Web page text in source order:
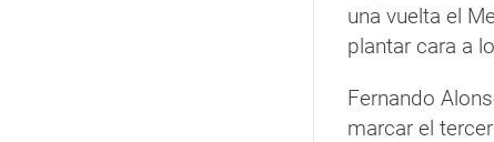
una vuelta el
plantar cara a
Fernando
marcar el